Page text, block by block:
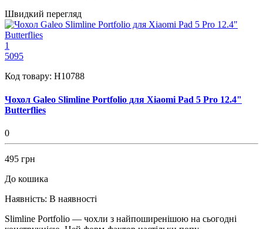
Швидкий перегляд
1
5095
Код товару: H10788
Чохол Galeo Slimline Portfolio для Xiaomi Pad 5 Pro 12.4"
Butterflies
0
495 грн
До кошика
Наявність: В наявності
Slimline Portfolio — чохли з найпоширенішою на сьогодні